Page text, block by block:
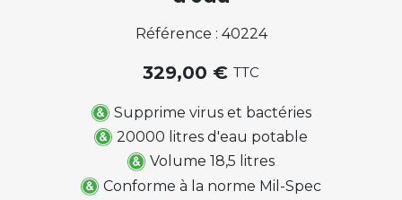
Référence : 40224
329,00 € TTC
Supprime virus et bactéries
20000 litres d'eau potable
Volume 18,5 litres
Conforme à la norme Mil-Spec